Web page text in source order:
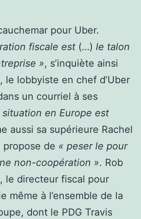
pour Uber.
fiscale est (…) le talon
», s’inquiète ainsi
le lobbyiste en chef d’Uber
un courriel à ses
situation en Europe est
aussi sa supérieure Rachel
de « peser le pour
non-coopération ». Rob
le directeur fiscal pour
même à l’ensemble de la
dont le PDG Travis